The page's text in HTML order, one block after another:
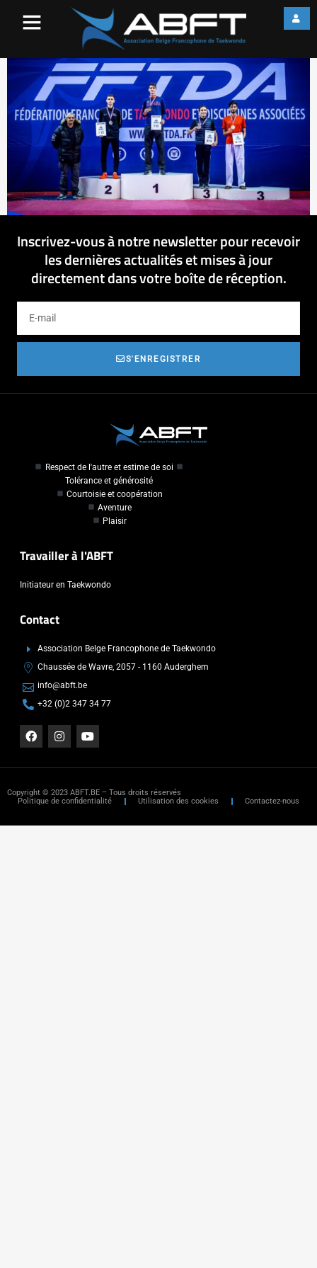
Inscrivez-vous à notre newsletter pour recevoir
les dernières actualités et mises à jour
directement dans votre boîte de réception.
S'ENREGISTRER
Respect de l'autre et estime de soi
Tolérance et générosité
Courtoisie et coopération
Aventure
Plaisir
Travailler à l'ABFT
Initiateur en Taekwondo
Contact
Association Belge Francophone de Taekwondo
Chaussée de Wavre, 2057 - 1160 Auderghem
info@abft.be
+32 (0)2 347 34 77
Copyright © 2023 ABFT.BE – Tous droits réservés
Politique de confidentialité
Utilisation des cookies Contactez-nous